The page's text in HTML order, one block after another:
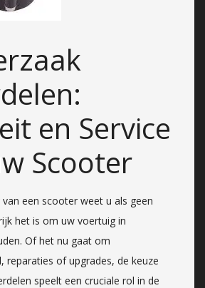
en Service
Scooter
een scooter weet u als geen
het is om uw voertuig in
Of het nu gaat om
reparaties of upgrades, de keuze
speelt een cruciale rol in de